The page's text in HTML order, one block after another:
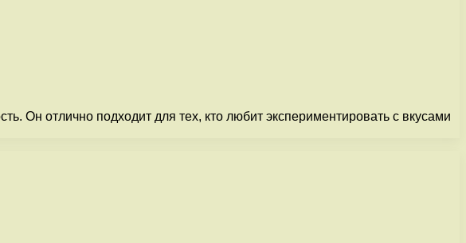
Он отлично подходит для тех, кто любит экспериментировать с вкусами